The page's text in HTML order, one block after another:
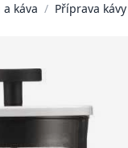
a káva / Příprava kávy